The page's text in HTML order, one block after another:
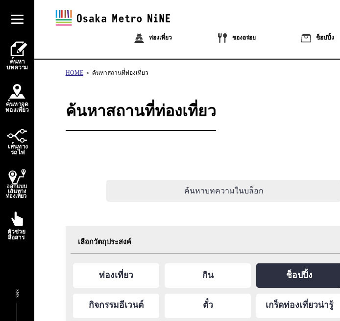
ท่องเที่ยว ของอร่อย ช็อปปิ้ง
ค้นหา
บทความ
ค้นหาจุด
ท่องเท
ี่ยว
เส้นทาง
รถไฟ
ออกแบบ
เส้นทาง
ท่องเที่ยว
ตัวช่วย
สื่อสาร
SNS
HOME ค้นหาสถานที่ท่องเที่ยว
ค้นหาสถานที่ท่องเที่ยว
ค้นหาบทความในบล็อก
เลือกวัตถุประสงค์
ท่องเที่ยว กิน ช็อปปิ้ง
กิจกรรมอีเวนต์ ตั๋ว เกร็ดท่องเที่ยวน่ารู้